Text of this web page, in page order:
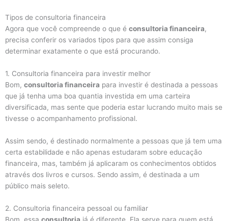
Tipos de consultoria financeira
Agora que você compreende o que é consultoria financeira,
precisa conferir os variados tipos para que assim consiga
determinar exatamente o que está procurando.
1. Consultoria financeira para investir melhor
Bom, consultoria financeira para investir é destinada a pessoas
que já tenha uma boa quantia investida em uma carteira
diversificada, mas sente que poderia estar lucrando muito mais se
tivesse o acompanhamento profissional.
Assim sendo, é destinado normalmente a pessoas que já tem uma
certa estabilidade e não apenas estudaram sobre educação
financeira, mas, também já aplicaram os conhecimentos obtidos
através dos livros e cursos. Sendo assim, é destinada a um
público mais seleto.
2. Consultoria financeira pessoal ou familiar
Bom, essa consultoria já é diferente. Ela serve para quem está